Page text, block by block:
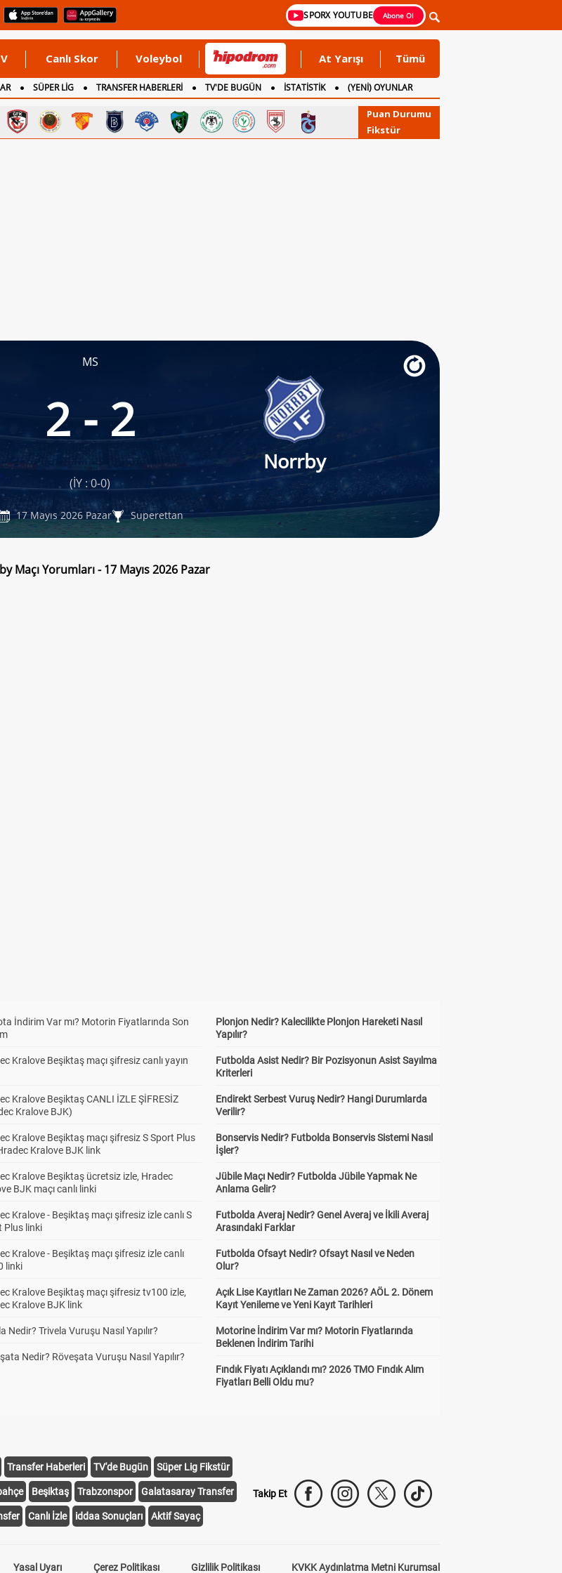
SPORX YOUTUBE Abone Ol
Canlı Skor Voleybol At Yarışı Tümü
SÜPER LİG TRANSFER HABERLERİ TV'DE BUGÜN İSTATİSTİK
(YENİ) OYUNLAR
Puan Durumu
Fikstür
MS
2 - 2
Norrby
(İY : 0-0)
17 Mayıs 2026 Pazar Superettan
Maçı Yorumları - 17 Mayıs 2026 Pazar
İndirim Var mı? Motorin Fiyatlarında Son
Kralove Beşiktaş maçı şifresiz canlı yayın
Kralove Beşiktaş CANLI İZLE ŞİFRESİZ
Kralove BJK)
Kralove Beşiktaş maçı şifresiz S Sport Plus
Kralove BJK link
Kralove Beşiktaş ücretsiz izle, Hradec
BJK maçı canlı linki
Kralove - Beşiktaş maçı şifresiz izle canlı S
Plus linki
Kralove - Beşiktaş maçı şifresiz izle canlı
linki
Kralove Beşiktaş maçı şifresiz tv100 izle,
Kralove BJK link
Nedir? Trivela Vuruşu Nasıl Yapılır?
Nedir? Röveşata Vuruşu Nasıl Yapılır?
Plonjon Nedir? Kalecilikte Plonjon Hareketi Nasıl
Yapılır?
Futbolda Asist Nedir? Bir Pozisyonun Asist Sayılma
Kriterleri
Endirekt Serbest Vuruş Nedir? Hangi Durumlarda
Verilir?
Bonservis Nedir? Futbolda Bonservis Sistemi Nasıl
İşler?
Jübile Maçı Nedir? Futbolda Jübile Yapmak Ne
Anlama Gelir?
Futbolda Averaj Nedir? Genel Averaj ve İkili Averaj
Arasındaki Farklar
Futbolda Ofsayt Nedir? Ofsayt Nasıl ve Neden
Olur?
Açık Lise Kayıtları Ne Zaman 2026? AÖL 2. Dönem
Kayıt Yenileme ve Yeni Kayıt Tarihleri
Motorine İndirim Var mı? Motorin Fiyatlarında
Beklenen İndirim Tarihi
Fındık Fiyatı Açıklandı mı? 2026 TMO Fındık Alım
Fiyatları Belli Oldu mu?
Transfer Haberleri TV'de Bugün Süper Lig Fikstür
Beşiktaş Trabzonspor Galatasaray Transfer
Canlı İzle iddaa Sonuçları Aktif Sayaç
Takip Et
Yasal Uyarı Çerez Politikası Gizlilik Politikası KVKK Aydınlatma Metni Kurumsal